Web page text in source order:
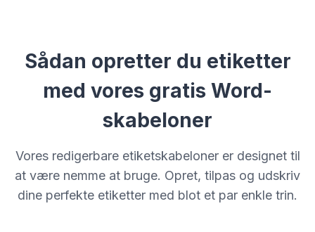
Sådan opretter du etiketter
med vores gratis Word-
skabeloner
Vores redigerbare etiketskabeloner er designet til
at være nemme at bruge. Opret, tilpas og udskriv
dine perfekte etiketter med blot et par enkle trin.